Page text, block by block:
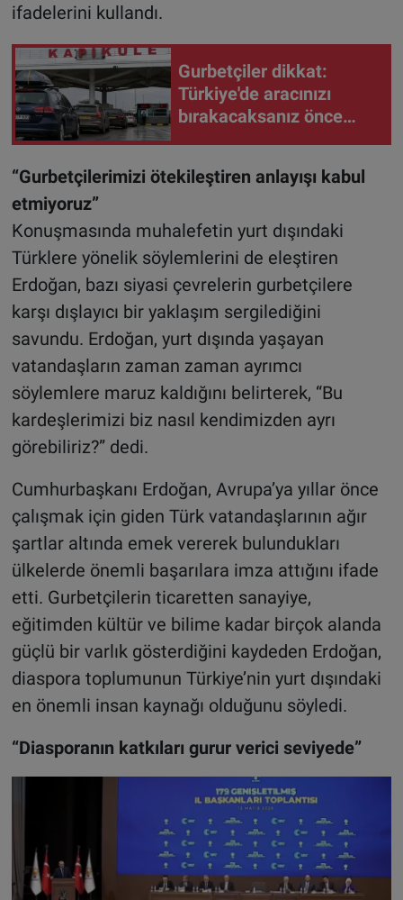
ifadelerini kullandı.
Gurbetçiler dikkat:
Türkiye'de aracınızı
bırakacaksanız önce
“Gurbetçilerimizi ötekileştiren anlayışı kabul
etmiyoruz”
Konuşmasında muhalefetin yurt dışındaki
Türklere yönelik söylemlerini de eleştiren
Erdoğan, bazı siyasi çevrelerin gurbetçilere
karşı dışlayıcı bir yaklaşım sergilediğini
savundu. Erdoğan, yurt dışında yaşayan
vatandaşların zaman zaman ayrımcı
söylemlere maruz kaldığını belirterek, “Bu
kardeşlerimizi biz nasıl kendimizden ayrı
görebiliriz?” dedi.
Cumhurbaşkanı Erdoğan, Avrupa’ya yıllar önce
çalışmak için giden Türk vatandaşlarının ağır
şartlar altında emek vererek bulundukları
ülkelerde önemli başarılara imza attığını ifade
etti. Gurbetçilerin ticaretten sanayiye,
eğitimden kültür ve bilime kadar birçok alanda
güçlü bir varlık gösterdiğini kaydeden Erdoğan,
diaspora toplumunun Türkiye’nin yurt dışındaki
en önemli insan kaynağı olduğunu söyledi.
“Diasporanın katkıları gurur verici seviyede”